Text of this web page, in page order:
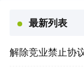
最新列表
解除竞业禁止协